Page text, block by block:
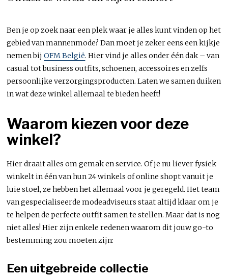
Ben je op zoek naar een plek waar je alles kunt vinden op het
gebied van mannenmode? Dan moet je zeker eens een kijkje
nemen bijOFM België. Hier vind je alles onder één dak – van
casual tot business outfits, schoenen, accessoires en zelfs
persoonlijke verzorgingsproducten. Laten we samen duiken
in wat deze winkel allemaal te bieden heeft!
Waarom kiezen voor deze
winkel?
Hier draait alles om gemak en service. Of je nu liever fysiek
winkelt in één van hun 24 winkels of online shopt vanuit je
luie stoel, ze hebben het allemaal voor je geregeld. Het team
van gespecialiseerde modeadviseurs staat altijd klaar om je
te helpen de perfecte outfit samen te stellen. Maar dat is nog
niet alles! Hier zijn enkele redenen waarom dit jouw go-to
bestemming zou moeten zijn:
Een uitgebreide collectie